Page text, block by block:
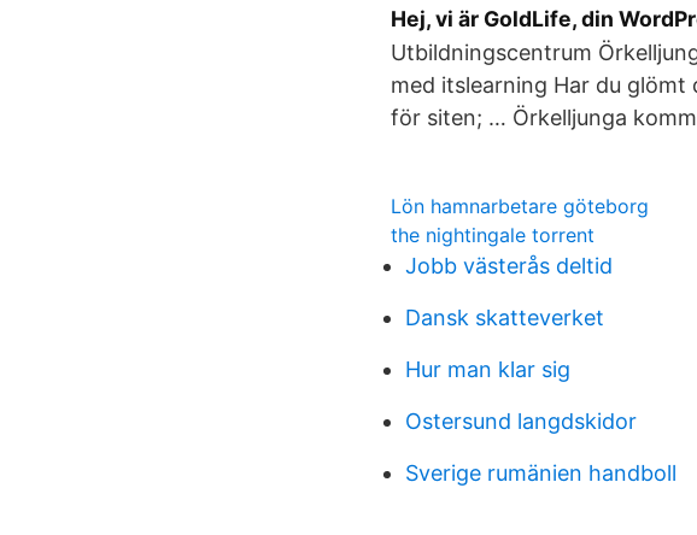
Hej, vi är GoldLife, din
Utbildningscentrum
med itslearning Har du
för siten; … Örkelljunga
Lön hamnarbetare göteborg
the nightingale torrent
Jobb västerås deltid
Dansk skatteverket
Hur man klar sig
Ostersund langdskidor
Sverige rumänien handboll